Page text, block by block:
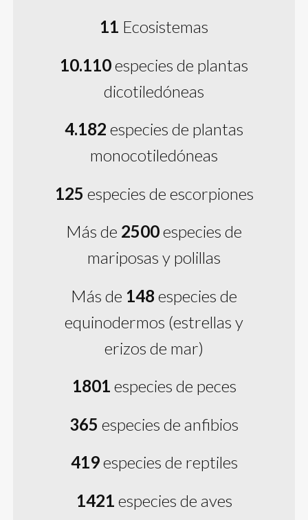
11 Ecosistemas
10.110especies de plantas
dicotiledóneas
4.182 especies de plantas
monocotiledóneas
125 especies de escorpiones
Más de 2500especies de
mariposas y polillas
Más de 148 especies de
equinodermos (estrellas y
erizos de mar)
1801 especies de peces
365 especies de anfibios
419especies de reptiles
1421 especies de aves